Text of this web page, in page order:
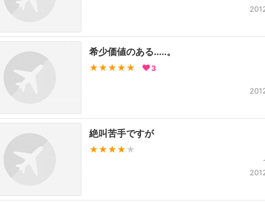
希少価値のある.....。
★★★★★ 3
絶叫苦手ですが
★★★★ ★